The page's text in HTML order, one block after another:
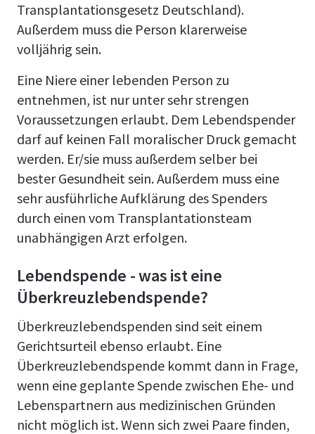
Transplantationsgesetz Deutschland).
Außerdem muss die Person klarerweise
volljährig sein.
Eine Niere einer lebenden Person zu
entnehmen, ist nur unter sehr strengen
Voraussetzungen erlaubt. Dem Lebendspender
darf auf keinen Fall moralischer Druck gemacht
werden. Er/sie muss außerdem selber bei
bester Gesundheit sein. Außerdem muss eine
sehr ausführliche Aufklärung des Spenders
durch einen vom Transplantationsteam
unabhängigen Arzt erfolgen.
Lebendspende - was ist eine
Überkreuzlebendspende?
Überkreuzlebendspenden sind seit einem
Gerichtsurteil ebenso erlaubt. Eine
Überkreuzlebendspende kommt dann in Frage,
wenn eine geplante Spende zwischen Ehe- und
Lebenspartnern aus medizinischen Gründen
nicht möglich ist. Wenn sich zwei Paare finden,